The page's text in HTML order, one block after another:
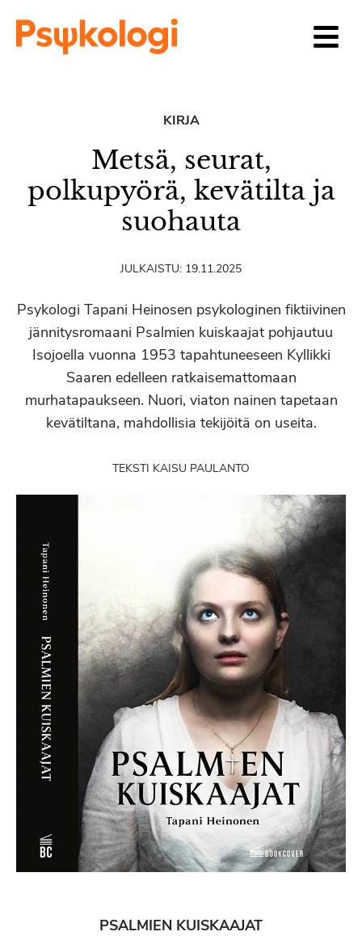
KIRJA
Metsä, seurat,
polkupyörä, kevätilta ja
suohauta
JULKAISTU: 19.11.2025
Psykologi Tapani Heinosen psykologinen fiktiivinen
jännitysromaani Psalmien kuiskaajat pohjautuu
Isojoella vuonna 1953 tapahtuneeseen Kyllikki
Saaren edelleen ratkaisemattomaan
murhatapaukseen. Nuori, viaton nainen tapetaan
kevätiltana, mahdollisia tekijöitä on useita.
TEKSTI KAISU PAULANTO
PSALMIEN KUISKAAJAT